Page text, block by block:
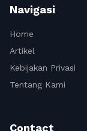
Navigasi
Home
Artikel
Kebijakan Privasi
Tentang Kami
Contact